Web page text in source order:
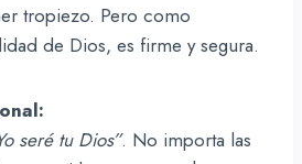
tropiezo. Pero como
de Dios, es firme y segura.
seré tu Dios”. No importa las